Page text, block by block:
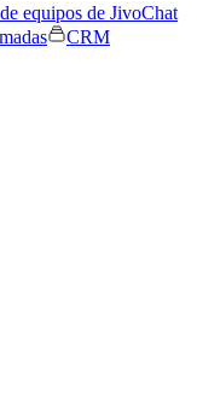
equipos de JivoChat
CRM